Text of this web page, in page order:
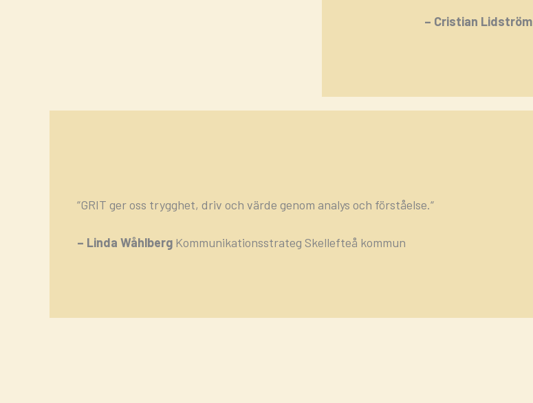
– Cristian Lidström
“GRIT ger oss trygghet, driv och värde genom analys och förståelse.“
– Linda Wåhlberg Kommunikationsstrateg Skellefteå kommun